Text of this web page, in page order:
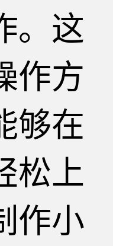
。这
作方
够在
松上
作小